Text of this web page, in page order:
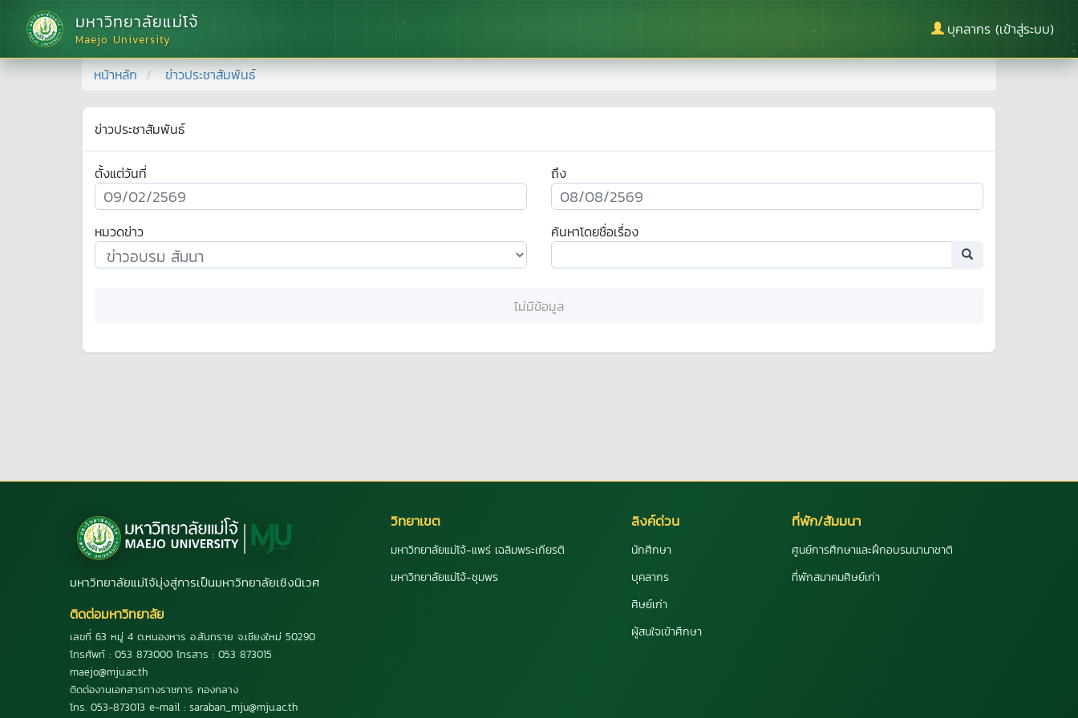
มหาวิทยาลัยแม่โจ้
Maejo University
บุคลากร (เข้าสู่ระบบ)
หน้าหลัก ข่าวประชาสัมพันธ์
ข่าวประชาสัมพันธ์
ตั้งแต่วันที่ ถึง
หมวดข่าว ค้นหาโดยชื่อเรื่อง
ไม่มีข้อมูล
มหาวิทยาลัยแม่โจ้มุ่งสู่การเป็นมหาวิทยาลัยเชิงนิเวศ
ติดต่อมหาวิทยาลัย
เลขที่ 63 หมู่ 4 ต.หนองหาร อ.สันทราย จ.เชียงใหม่ 50290
โทรศัพท์ : 053 873000 โทรสาร : 053 873015
maejo@mju.ac.th
ติดต่องานเอกสารทางราชการ กองกลาง
โทร. 053-873013 e-mail : saraban_mju@mju.ac.th
วิทยาเขต
มหาวิทยาลัยแม่โจ้-แพร่ เฉลิมพระเกียรติ
มหาวิทยาลัยแม่โจ้-ชุมพร
ลิงค์ด่วน
นักศึกษา
บุคลากร
ศิษย์เก่า
ผู้สนใจเข้าศึกษา
ที่พัก/สัมมนา
ศูนย์การศึกษาและฝึกอบรมนานาชาติ
ที่พักสมาคมศิษย์เก่า